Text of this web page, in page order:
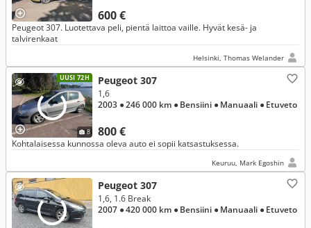
600 €
Peugeot 307. Luotettava peli, pientä laittoa vaille. Hyvät kesä- ja
talvirenkaat
Helsinki, Thomas Welander
UUSI 72H
8
Peugeot 307
800 €
1,6
2003 ● 246 000 km ● Bensiini ● Manuaali ● Etuveto
Kohtalaisessa kunnossa oleva auto ei sopii katsastuksessa.
Keuruu, Mark Egoshin
Peugeot 307
1,6, 1.6 Break
2007 ● 420 000 km ● Bensiini ● Manuaali ● Etuveto